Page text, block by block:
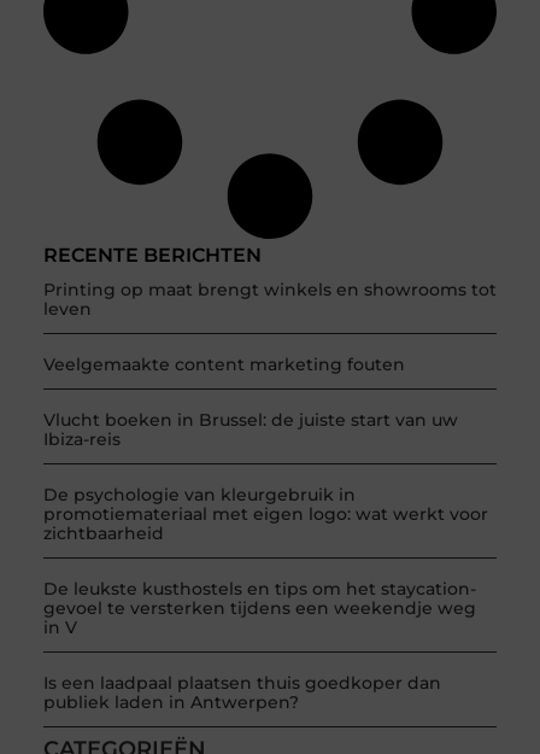
RECENTE BERICHTEN
Printing op maat brengt winkels en showrooms tot
leven
Veelgemaakte content marketing fouten
Vlucht boeken in Brussel: de juiste start van uw
Ibiza-reis
De psychologie van kleurgebruik in
promotiemateriaal met eigen logo: wat werkt voor
zichtbaarheid
De leukste kusthostels en tips om het staycation-
gevoel te versterken tijdens een weekendje weg
in V
Is een laadpaal plaatsen thuis goedkoper dan
publiek laden in Antwerpen?